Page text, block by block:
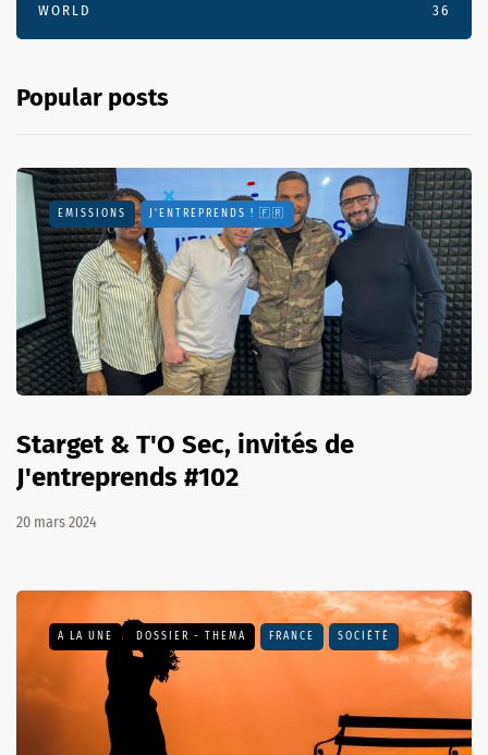
WORLD 36
Popular posts
EMISSIONS J'ENTREPRENDS ! 🇫🇷
Starget & T'O Sec, invités de
J'entreprends #102
20 mars 2024
A LA UNE DOSSIER - THEMA FRANCE SOCIÉTÉ